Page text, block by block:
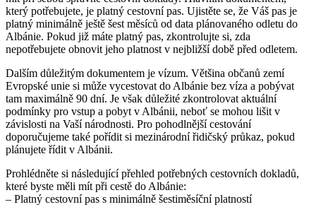
který potřebujete, je ⁣platný cestovní pas.⁣ Ujistěte se, že Váš pas je
platný ⁣minimálně ještě šest měsíců od data plánovaného​ odletu do
Albánie. ‌Pokud již ⁢máte platný pas, zkontrolujte si, zda
nepotřebujete obnovit jeho platnost v nejbližší době před odletem.
Dalším důležitým dokumentem je vízum.‍ Většina občanů zemí​
Evropské unie si může‍ vycestovat do Albánie bez víza a pobývat
tam⁤ maximálně ⁣90 dní. Je však důležité⁤ zkontrolovat⁢ aktuální
podmínky pro vstup ‍a pobyt v Albánii, neboť se mohou lišit v
závislosti na Vaší národnosti. Pro pohodlnější cestování
doporučujeme⁣ také pořídit si mezinárodní řidičský ⁣průkaz, pokud
plánujete řídit v Albánii.
Prohlédněte si následující přehled potřebných cestovních dokladů,
které byste​ měli mít při cestě ⁤do Albánie:
– Platný cestovní pas s minimálně šestiměsíční platností